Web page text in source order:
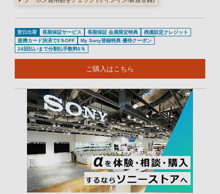
翌日出荷 長期保証サービス 長期保証 会員限定特典
残価設定クレジット
提携カード決済で3％OFF
My Sony登録特典 優待クーポン
24回払いまで分割払手数料0％
ご購入はこちら